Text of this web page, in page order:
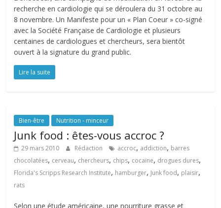
recherche en cardiologie qui se déroulera du 31 octobre au
8 novembre. Un Manifeste pour un « Plan Coeur » co-signé
avec la Société Française de Cardiologie et plusieurs
centaines de cardiologues et chercheurs, sera bientôt
ouvert à la signature du grand public.
Lire la suite
Bien-être Nutrition - minceur
Junk food : êtes-vous accroc ?
29 mars 2010 Rédaction accroc, addiction, barres
chocolatées, cerveau, chercheurs, chips, cocaïne, drogues dures,
Florida's Scripps Research Institute, hamburger, Junk food, plaisir,
rats
Selon une étude américaine, une nourriture grasse et